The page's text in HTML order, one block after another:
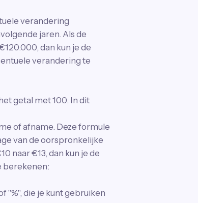
verandering
jaren. Als de
dan kun je de
verandering te
getal met 100. In dit
of afname. Deze formule
van de oorspronkelijke
naar €13, dan kun je de
berekenen:
"%", die je kunt gebruiken